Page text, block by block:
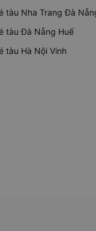
tàu Nha Trang Đà
tàu Đà Nẵng Huế
tàu Hà Nội Vinh